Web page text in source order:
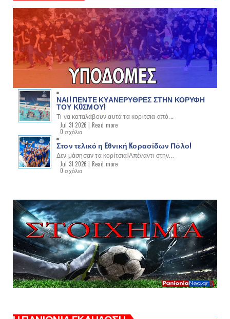
ΝΑΙ! ΠΕΝΤΕ ΚΥΑΝΕΡΥΘΡΕΣ ΣΤΗΝ ΚΟΡΥΦΗ
ΤΟΥ ΚOΣΜΟΥ!
Τι να καταλάβουν αυτά τα κορίτσια από...
Jul 31 2026 | Read more
0 σχόλια
Στον τελικό η Eθνική Kορασίδων Πόλο!
Δεν μάσησαν τα κορίτσια!Απέναντι στην...
Jul 31 2026 | Read more
0 σχόλια